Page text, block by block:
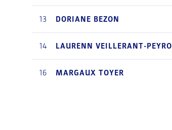
13 DORIANE BEZON
14 LAURENN VEILLERANT-
16 MARGAUX TOYER